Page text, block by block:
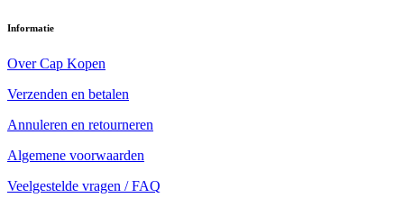
Informatie
Over Cap Kopen
Verzenden en betalen
Annuleren en retourneren
Algemene voorwaarden
Veelgestelde vragen / FAQ